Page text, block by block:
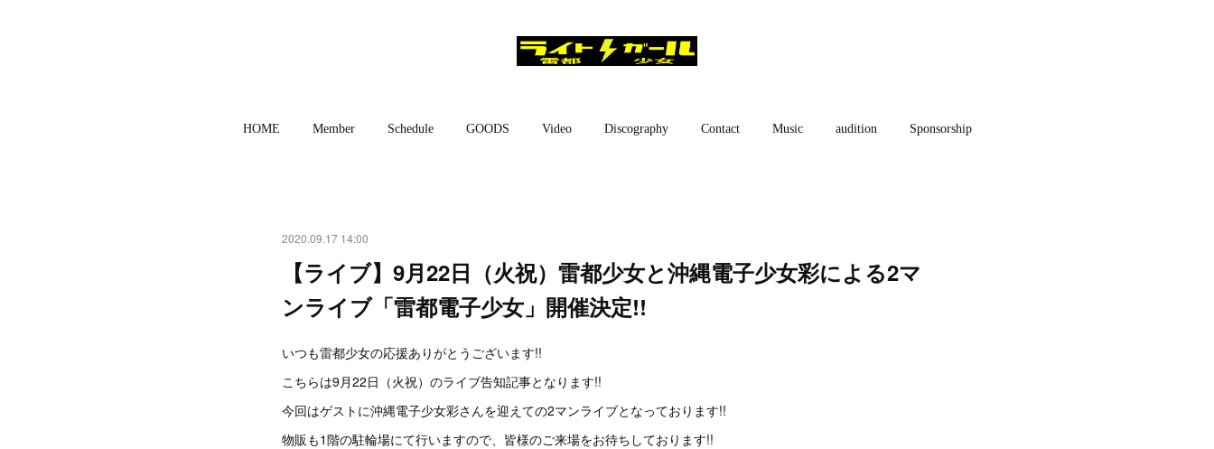
HOME Member Schedule GOODS Video Discography Contact Music audition Sponsorship
2020.09.17 14:00
【ライブ】9月22日（火祝）雷都少女と沖縄電子少女彩による2マ
ンライブ「雷都電子少女」開催決定!!
いつも雷都少女の応援ありがとうございます!!
こちらは9月22日（火祝）のライブ告知記事となります!!
今回はゲストに沖縄電子少女彩さんを迎えての2マンライブとなっております!!
物販も1階の駐輪場にて行いますので、皆様のご来場をお待ちしております!!